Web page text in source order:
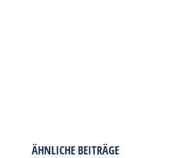
ÄHNLICHE BEITRÄGE